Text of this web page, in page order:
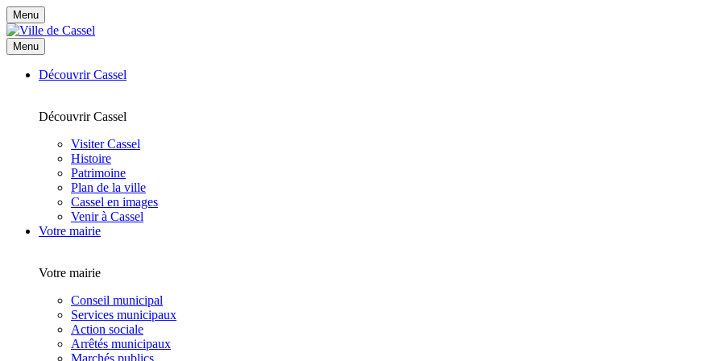
Menu
Menu
Découvrir Cassel
Découvrir Cassel
Visiter Cassel
Histoire
Patrimoine
Plan de la ville
Cassel en images
Venir à Cassel
Votre mairie
Votre mairie
Conseil municipal
Services municipaux
Action sociale
Arrêtés municipaux
Marchés publics